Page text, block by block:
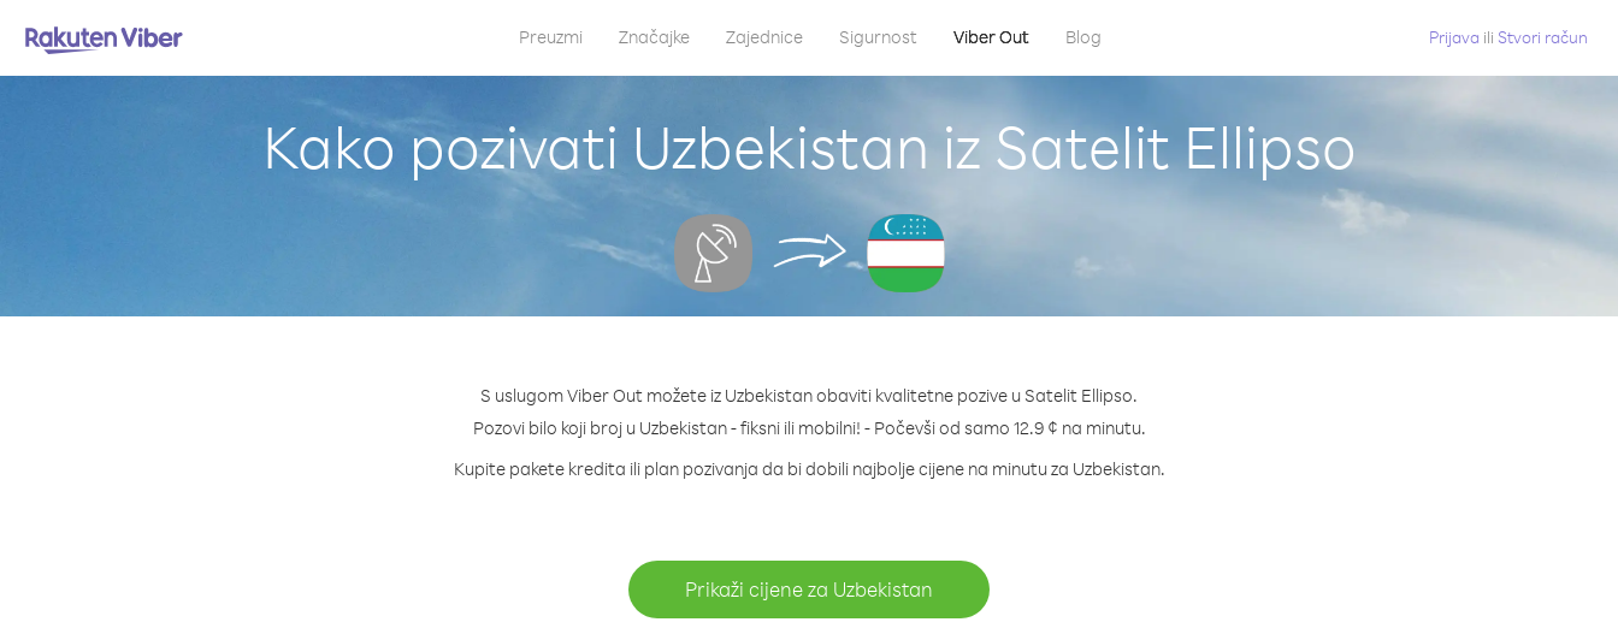
Preuzmi Značajke Zajednice Sigurnost Viber Out Blog Prijava ili Stvori račun
Kako pozivati Uzbekistan iz Satelit Ellipso
S uslugom Viber Out možete iz Uzbekistan obaviti kvalitetne pozive u Satelit Ellipso.
Pozovi bilo koji broj u Uzbekistan - fiksni ili mobilni! - Počevši od samo 12.9 ¢ na minutu.
Kupite pakete kredita ili plan pozivanja da bi dobili najbolje cijene na minutu za Uzbekistan.
Prikaži cijene za Uzbekistan